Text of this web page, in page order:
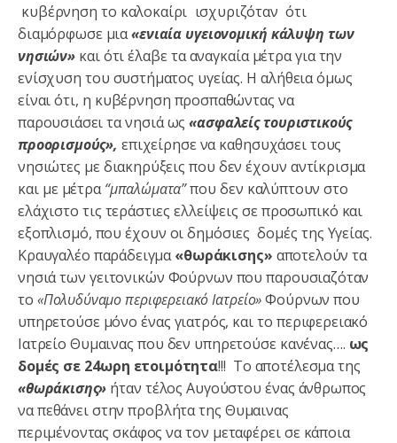
κυβέρνηση το καλοκαίρι ισχυριζόταν ότι
διαμόρφωσε μια«ενιαία υγειονομική κάλυψη των
νησιών» και ότι έλαβε τα αναγκαία μέτρα για την
ενίσχυση του συστήματος υγείας. Η αλήθεια όμως
είναι ότι, η κυβέρνηση προσπαθώντας να
παρουσιάσει τα νησιά ως«ασφαλείς τουριστικούς
προορισμούς»,επιχείρησε να καθησυχάσει τους
νησιώτες με διακηρύξεις που δεν έχουν αντίκρισμα
και με μέτρα“μπαλώματα”που δεν καλύπτουν στο
ελάχιστο τις τεράστιες ελλείψεις σε προσωπικό και
εξοπλισμό, που έχουν οι δημόσιες δομές της Υγείας.
Κραυγαλέο παράδειγμα«θωράκισης» αποτελούν τα
νησιά των γειτονικών Φούρνων που παρουσιαζόταν
το «Πολυδύναμο περιφερειακό Ιατρείο»Φούρνων που
υπηρετούσε μόνο ένας γιατρός, και το περιφερειακό
Ιατρείο Θυμαινας που δεν υπηρετούσε κανένας…. ως
δομές σε 24ωρη ετοιμότητα!!! Το αποτέλεσμα της
«θωράκισης» ήταν τέλος Αυγούστου ένας άνθρωπος
να πεθάνει στην προβλήτα της Θυμαινας
περιμένοντας σκάφος να τον μεταφέρει σε κάποια